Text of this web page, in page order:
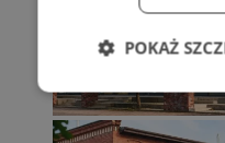
POKAŻ
Niezbędne